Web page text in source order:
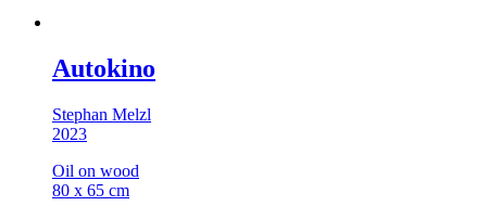
Autokino
Stephan Melzl
2023
Oil on wood
80 x 65 cm